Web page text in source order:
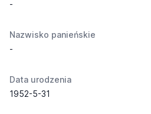
-
Nazwisko panieńskie
-
Data urodzenia
1952-5-31